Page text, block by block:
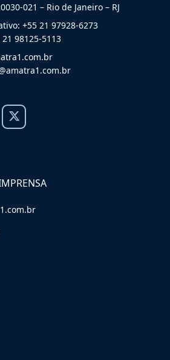
021 – Rio de Janeiro – RJ
+55 21 97928-6273
98125-5113